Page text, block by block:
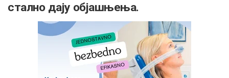
стално дају објашњења.